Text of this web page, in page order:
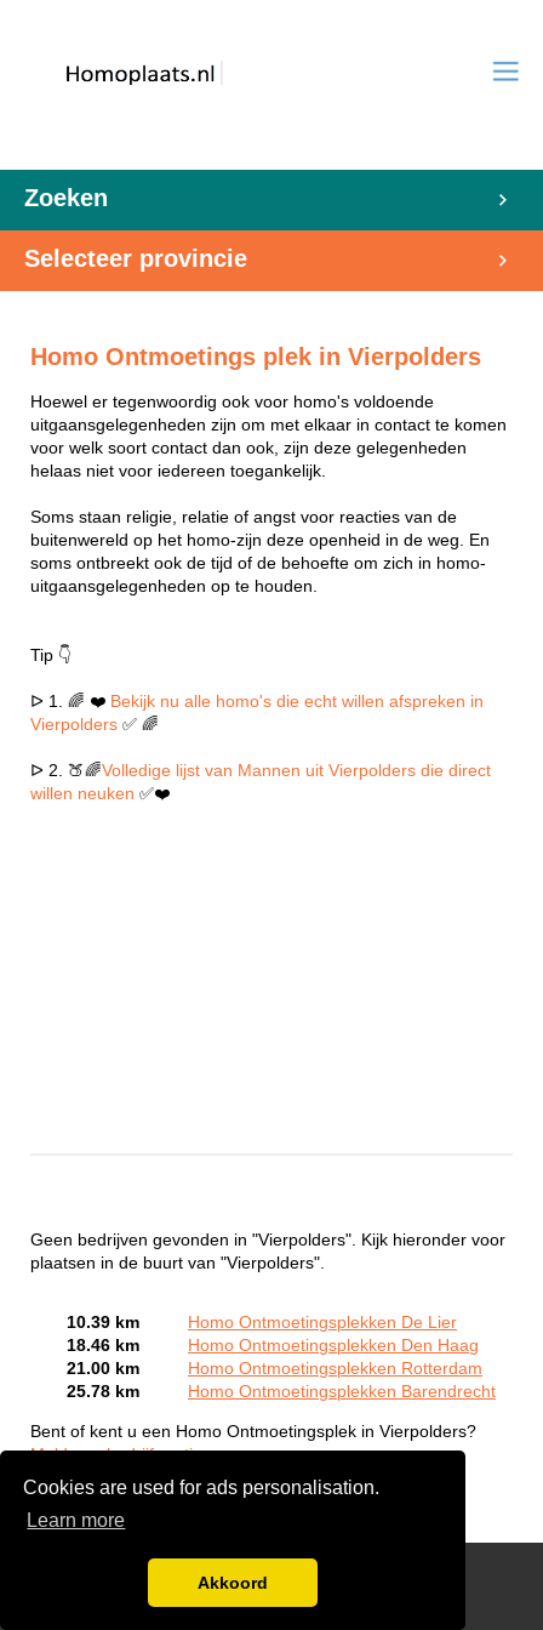
Cookies are used for ads personalisation.
Learn more
Akkoord
Zoeken
Selecteer provincie
Homo Ontmoetings plek in Vierpolders
Hoewel er tegenwoordig ook voor homo's voldoende
uitgaansgelegenheden zijn om met elkaar in contact te komen
voor welk soort contact dan ook, zijn deze gelegenheden
helaas niet voor iedereen toegankelijk.
Soms staan religie, relatie of angst voor reacties van de
buitenwereld op het homo-zijn deze openheid in de weg. En
soms ontbreekt ook de tijd of de behoefte om zich in homo-
uitgaansgelegenheden op te houden.
Tip 👇
ᐅ 1. 🌈 ❤️ Bekijk nu alle homo's die echt willen afspreken in
Vierpolders ✅ 🌈
ᐅ 2. 🍑🌈Volledige lijst van Mannen uit Vierpolders die direct
willen neuken ✅❤️
Geen bedrijven gevonden in "Vierpolders". Kijk hieronder voor
plaatsen in de buurt van "Vierpolders".
10.39 km
Homo Ontmoetingsplekken De Lier
18.46 km
Homo Ontmoetingsplekken Den Haag
21.00 km
Homo Ontmoetingsplekken Rotterdam
25.78 km
Homo Ontmoetingsplekken Barendrecht
Bent of kent u een Homo Ontmoetingsplek in Vierpolders?
Meld een bedrijf gratis aan